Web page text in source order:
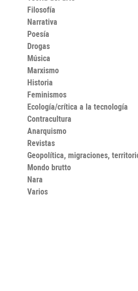
Filosofía
Narrativa
Poesía
Drogas
Música
Marxismo
Historia
Feminismos
Ecología/crítica a la tecnología
Contracultura
Anarquismo
Revistas
Geopolítica, migraciones,
Mondo brutto
Nara
Varios